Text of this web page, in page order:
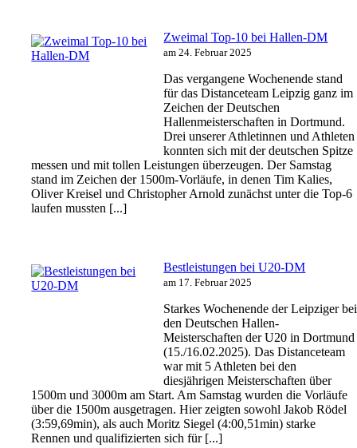
Zweimal Top-10 bei Hallen-DM
am 24. Februar 2025
Das vergangene Wochenende stand
für das Distanceteam Leipzig ganz im
Zeichen der Deutschen
Hallenmeisterschaften in Dortmund.
Drei unserer Athletinnen und Athleten
konnten sich mit der deutschen Spitze
messen und mit tollen Leistungen überzeugen. Der Samstag
stand im Zeichen der 1500m-Vorläufe, in denen Tim Kalies,
Oliver Kreisel und Christopher Arnold zunächst unter die Top-6
laufen mussten [...]
Bestleistungen bei U20-DM
am 17. Februar 2025
Starkes Wochenende der Leipziger bei
den Deutschen Hallen-
Meisterschaften der U20 in Dortmund
(15./16.02.2025). Das Distanceteam
war mit 5 Athleten bei den
diesjährigen Meisterschaften über
1500m und 3000m am Start. Am Samstag wurden die Vorläufe
über die 1500m ausgetragen. Hier zeigten sowohl Jakob Rödel
(3:59,69min), als auch Moritz Siegel (4:00,51min) starke
Rennen und qualifizierten sich für [...]